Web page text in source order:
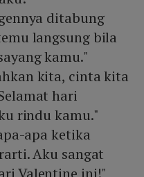
ditabung
langsung bila
kamu."
kita, cinta kita
hari
rindu kamu."
apa ketika
Aku sangat
Valentine ini!"